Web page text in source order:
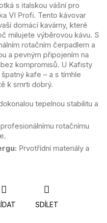
s italskou vášní pro
VI Profi. Tento kávovar
domácí kavárny, které
milujete výběrovou kávu. S
rotačním čerpadlem a
a pevným připojením na
kompromisů. U Kafisty
kafe – a s tímhle
k smrti dobrý.
tepelnou stabilitu a
rotačnímu
Prvotřídní materiály a
SDÍLET